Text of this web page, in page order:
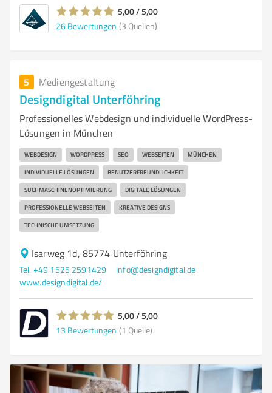
5,00 / 5,00
26 Bewertungen (3 Quellen)
5 Mediengestaltung
Designdigital Unterföhring
Professionelles Webdesign und individuelle WordPress-
Lösungen in München
WEBDESIGN WORDPRESS SEO WEBSEITEN MÜNCHEN
INDIVIDUELLE LÖSUNGEN BENUTZERFREUNDLICHKEIT
SUCHMASCHINENOPTIMIERUNG DIGITALE LÖSUNGEN
PROFESSIONELLE WEBSEITEN KREATIVE DESIGNS
TECHNISCHE UMSETZUNG
Isarweg 1d, 85774 Unterföhring
Tel. +49 1525 2591429
info@designdigital.de
www.designdigital.de/
5,00 / 5,00
13 Bewertungen (1 Quelle)